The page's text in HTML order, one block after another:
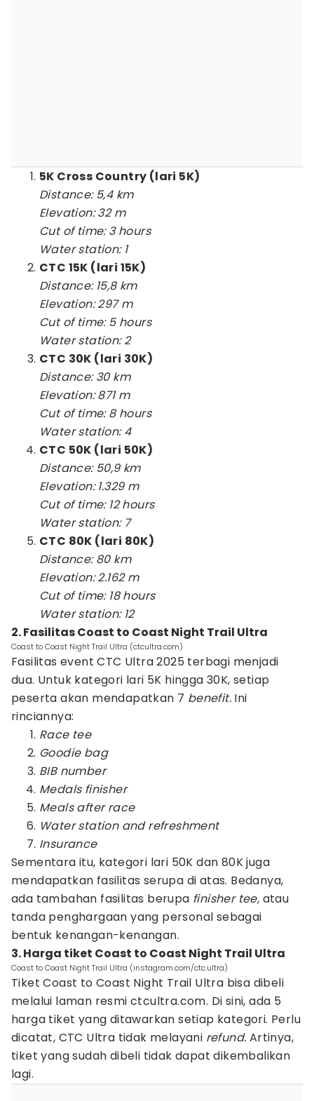
5K Cross Country (lari 5K)
Distance: 5,4 km
Elevation: 32 m
Cut of time: 3 hours
Water station: 1
CTC 15K (lari 15K)
Distance: 15,8 km
Elevation: 297 m
Cut of time: 5 hours
Water station: 2
CTC 30K (lari 30K)
Distance: 30 km
Elevation: 871 m
Cut of time: 8 hours
Water station: 4
CTC 50K (lari 50K)
Distance: 50,9 km
Elevation: 1.329 m
Cut of time: 12 hours
Water station: 7
CTC 80K (lari 80K)
Distance: 80 km
Elevation: 2.162 m
Cut of time: 18 hours
Water station: 12
2. Fasilitas Coast to Coast Night Trail Ultra
Coast to Coast Night Trail Ultra (ctcultra.com)
Fasilitas event CTC Ultra 2025 terbagi menjadi
dua. Untuk kategori lari 5K hingga 30K, setiap
peserta akan mendapatkan 7 benefit. Ini
rinciannya:
Race tee
Goodie bag
BIB number
Medals finisher
Meals after race
Water station and refreshment
Insurance
Sementara itu, kategori lari 50K dan 80K juga
mendapatkan fasilitas serupa di atas. Bedanya,
ada tambahan fasilitas berupa finisher tee, atau
tanda penghargaan yang personal sebagai
bentuk kenangan-kenangan.
3. Harga tiket Coast to Coast Night Trail Ultra
Coast to Coast Night Trail Ultra (instagram.com/ctc.ultra)
Tiket Coast to Coast Night Trail Ultra bisa dibeli
melalui laman resmi ctcultra.com. Di sini, ada 5
harga tiket yang ditawarkan setiap kategori. Perlu
dicatat, CTC Ultra tidak melayani refund. Artinya,
tiket yang sudah dibeli tidak dapat dikembalikan
lagi.